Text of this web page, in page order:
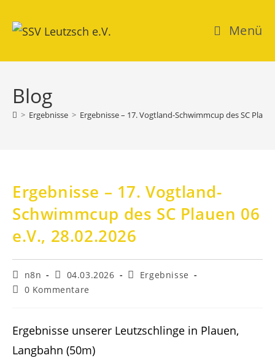
Inhalt
springen
Menü
Blog
> Ergebnisse > Ergebnisse – 17. Vogtland-Schwimmcup des SC
Ergebnisse – 17. Vogtland-
Schwimmcup des SC Plauen 06
e.V., 28.02.2026
Beitrags-
Autor:
n8n
Beitrag
veröffentlicht:
04.03.2026
Beitrags-
Ergebnisse
Beitrags-
0 Kommentare
Ergebnisse unserer Leutzschlinge in Plauen,
Langbahn (50m)